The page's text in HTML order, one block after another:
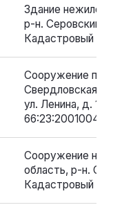
Здание нежилое
р-н. Серовский,
Кадастровый
Сооружение
Свердловская
ул. Ленина, д. 1.
Сооружение
область, р-н.
Кадастровый